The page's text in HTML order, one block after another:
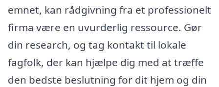
emnet, kan rådgivning fra et professionelt
firma være en uvurderlig ressource. Gør
din research, og tag kontakt til lokale
fagfolk, der kan hjælpe dig med at træffe
den bedste beslutning for dit hjem og din